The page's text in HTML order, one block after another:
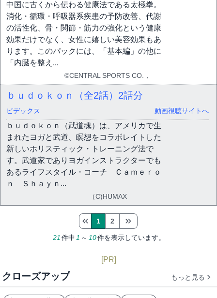
中国に古くから伝わる健康法である太極拳。
消化・循環・呼吸器系疾患の予防改善、代謝
の活性化、骨・関節・筋力の強化という健康
効果だけでなく、女性に嬉しい美容効果もあ
ります。このパックには、「基本編」の他に
「内臓を整え...
©CENTRAL SPORTS CO.，
ｂｕｄｏｋｏｎ（全2話） 2話分
ビデックス 動画視聴サイトへ
ｂｕｄｏｋｏｎ（武道魂）は、アメリカで生
まれたヨガと武道、瞑想をコラボレイトした
新しいホリスティック・トレーニング法で
す。武道家でありヨガインストラクターでも
あるライフスタイル・コーチ Ｃａｍｅｒｏ
ｎ Ｓｈａｙｎ...
（C)HUMAX
21 件中 1 ～ 10件を表示しています。
1 2
[PR]
クローズアップ もっと見る